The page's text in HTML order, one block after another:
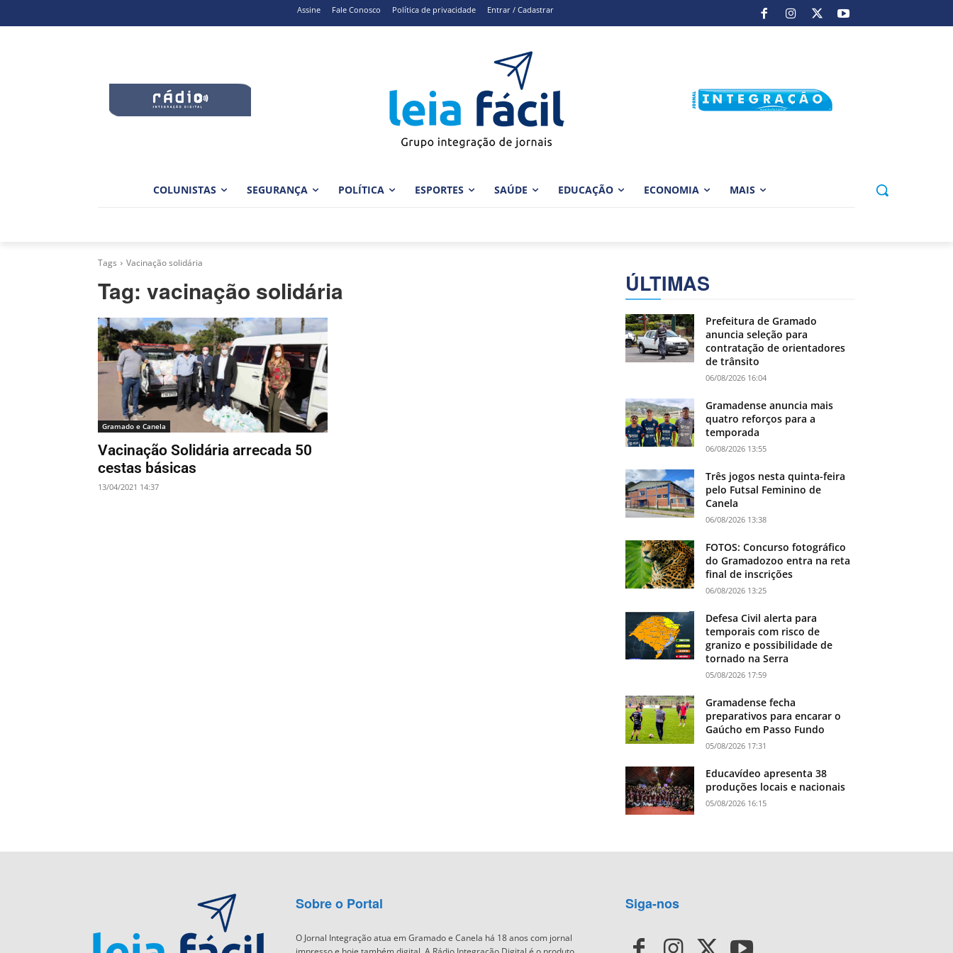
Assine Fale Conosco Política de privacidade Entrar / Cadastrar
COLUNISTAS SEGURANÇA POLÍTICA ESPORTES SAÚDE EDUCAÇÃO ECONOMIA MAIS
Tags Vacinação solidária
Tag: vacinação solidária
Gramado e Canela
Vacinação Solidária arrecada 50
cestas básicas
13/04/2021 14:37
ÚLTIMAS
Prefeitura de Gramado
anuncia seleção para
contratação de orientadores
de trânsito
06/08/2026 16:04
Gramadense anuncia mais
quatro reforços para a
temporada
06/08/2026 13:55
Três jogos nesta quinta-feira
pelo Futsal Feminino de
Canela
06/08/2026 13:38
FOTOS: Concurso fotográfico
do Gramadozoo entra na reta
final de inscrições
06/08/2026 13:25
Defesa Civil alerta para
temporais com risco de
granizo e possibilidade de
tornado na Serra
05/08/2026 17:59
Gramadense fecha
preparativos para encarar o
Gaúcho em Passo Fundo
05/08/2026 17:31
Educavídeo apresenta 38
produções locais e nacionais
05/08/2026 16:15
Sobre o Portal
O Jornal Integração atua em Gramado e Canela há 18 anos com jornal
Siga-nos